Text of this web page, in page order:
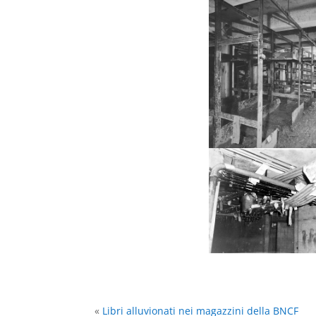
« Libri alluvionati nei magazzini della BNCF